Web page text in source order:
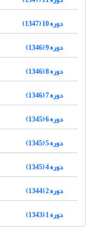
دوره 10 (1347)
دوره 9 (1346)
دوره 8 (1346)
دوره 7 (1346)
دوره 6 (1345)
دوره 5 (1345)
دوره 4 (1345)
دوره 2 (1344)
دوره 1 (1343)